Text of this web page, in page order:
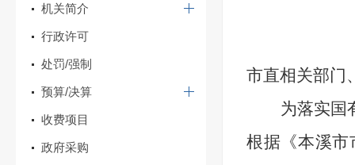
机关简介
行政许可
处罚/强制
预算/决算
收费项目
政府采购
市直相关部门
为落实国
根据《本溪市